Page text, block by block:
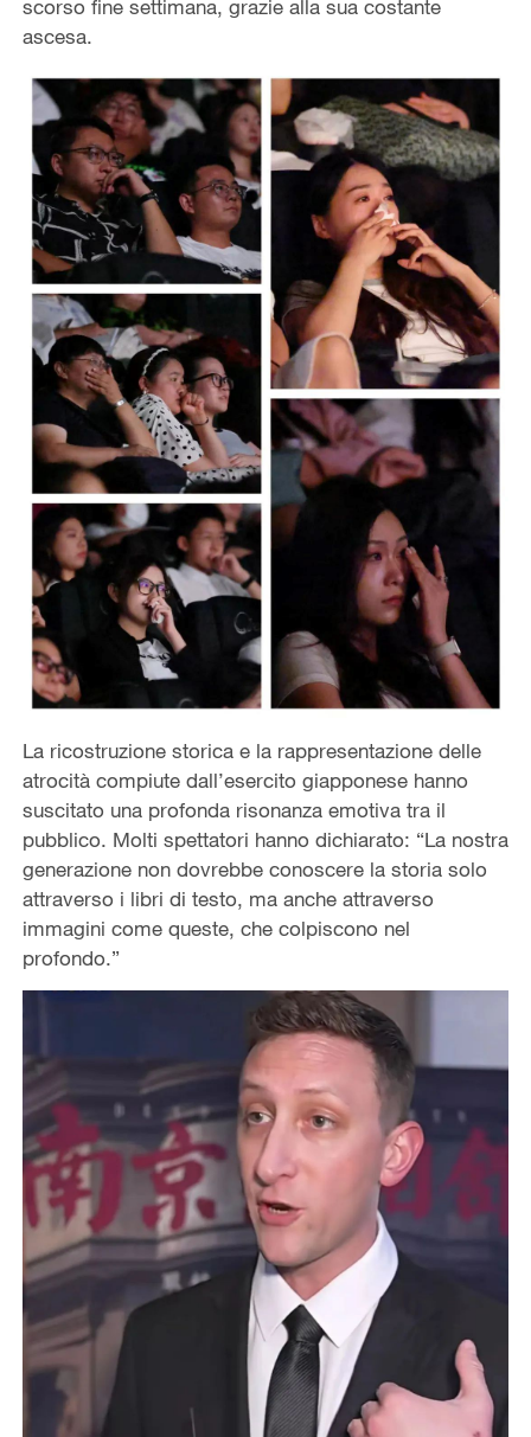
scorso fine settimana, grazie alla sua costante
ascesa.
La ricostruzione storica e la rappresentazione delle
atrocità compiute dall’esercito giapponese hanno
suscitato una profonda risonanza emotiva tra il
pubblico. Molti spettatori hanno dichiarato: “La nostra
generazione non dovrebbe conoscere la storia solo
attraverso i libri di testo, ma anche attraverso
immagini come queste, che colpiscono nel
profondo.”